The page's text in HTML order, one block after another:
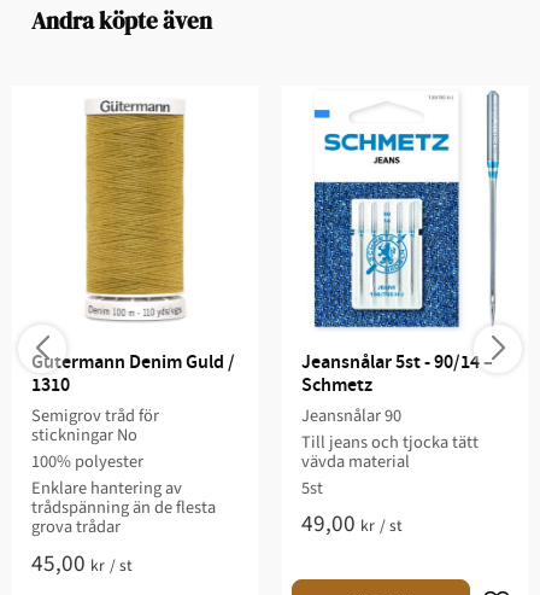
Andra köpte även
Gutermann Denim Guld /
1310
Semigrov tråd för
stickningar No
100% polyester
Enklare hantering av
trådspänning än de flesta
grova trådar
45,00 kr /st
Jeansnålar 5st - 90/14 –
Schmetz
Jeansnålar 90
Till jeans och tjocka tätt
vävda material
5st
49,00 kr /st